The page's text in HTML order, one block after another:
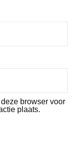
browser voor
plaats.